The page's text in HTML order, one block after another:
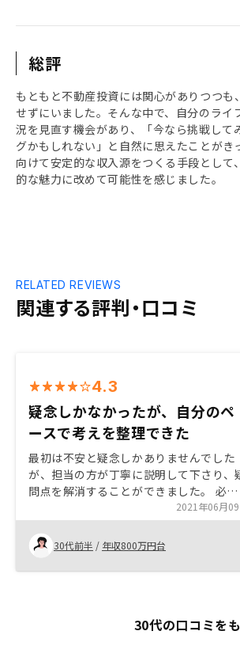
総評
もともと不動産投資には関心がありつつも
せずにいました。そんな中で、自分のライ
況を見直す機会があり、「今なら挑戦して
グかもしれない」と自然に思えたことがき
向けて安定的な収入源をつくる手段として
的な魅力に改めて可能性を感じました。
関連する評判・口コミ
RELATED REVIEWS
4.3
疑念しかなかったが、自分のペ
ースで考えを整理できた
最初は不安と疑念しかありませんでした
が、担当の方が丁寧に説明して下さり、
問点を解消することができました。 必要
以上に押し切られることもなく、私のペ
スで考える時間を与えて頂いたので、考
を整理することができました。
2021年06月09
30代前半 / 年収800万円台
30代の口コミを